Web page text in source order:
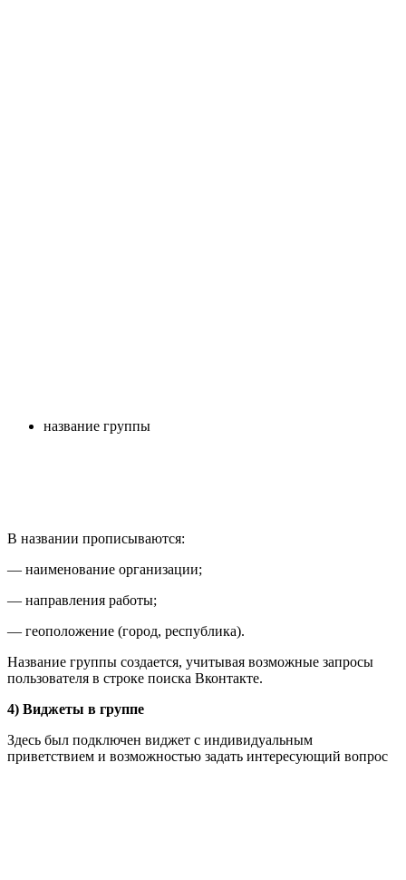
название группы
В названии прописываются:
— наименование организации;
— направления работы;
— геоположение (город, республика).
Название группы создается, учитывая возможные запросы
пользователя в строке поиска Вконтакте.
4) Виджеты в группе
Здесь был подключен виджет с индивидуальным
приветствием и возможностью задать интересующий вопрос